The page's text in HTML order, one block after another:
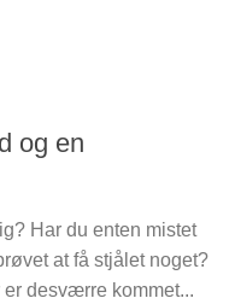
og en
Har du enten mistet
at få stjålet noget?
desværre kommet...